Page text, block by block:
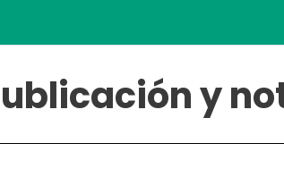
y